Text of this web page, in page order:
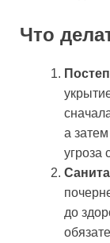
Что
а
угроза
до